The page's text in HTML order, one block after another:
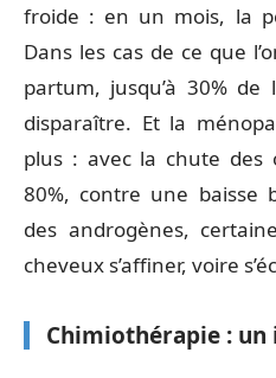
froide : en un mois, la
Dans les cas de ce que
partum, jusqu’à 30%
disparaître. Et la
plus : avec la chute des
80%, contre une baisse
des androgènes,
cheveux s’affiner, voire
Chimiothérapie :